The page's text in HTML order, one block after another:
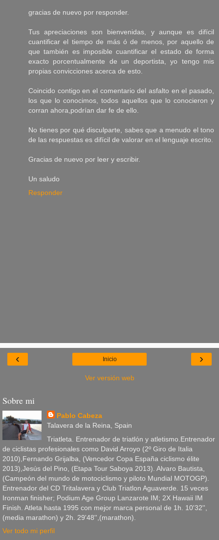
gracias de nuevo por responder.
Tus apreciaciones son bienvenidas, y aunque es difícil
cuantificar el tiempo de más ó de menos, por aquello de
que también es imposible cuantificar el estado de forma
exacto porcentualmente de un deportista, yo tengo mis
propias convicciones acerca de esto.
Coincido contigo en el comentario del asfalto en el pasado,
los que lo conocimos, todos aquellos que lo conocieron y
corran ahora,podrían dar fe de ello.
No tienes por qué disculparte, sabes que a menudo el tono
de las respuestas es difícil de valorar en el lenguaje escrito.
Gracias de nuevo por leer y escribir.
Un saludo
Responder
‹ ›
Inicio
Ver versión web
Sobre mi
Pablo Cabeza
Talavera de la Reina, Spain
Triatleta. Entrenador de triatlón y atletismo.Entrenador
de ciclistas profesionales como David Arroyo (2º Giro de Italia
2010),Fernando Grijalba, (Vencedor Copa España ciclismo élite
2013),Jesús del Pino, (Etapa Tour Saboya 2013). Alvaro Bautista,
(Campeón del mundo de motociclismo y piloto Mundial MOTOGP).
Entrenador del CD Tritalavera y Club Triatlon Aguaverde. 15 veces
Ironman finisher; Podium Age Group Lanzarote IM; 2X Hawaii IM
Finish. Atleta hasta 1995 con mejor marca personal de 1h. 10'32'',
(media marathon) y 2h. 29'48'',(marathon).
Ver todo mi perfil